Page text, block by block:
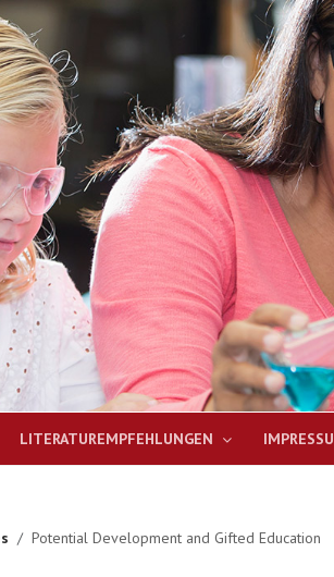
LITERATUREMPFEHLUNGEN
Potential Development and Gifted Education